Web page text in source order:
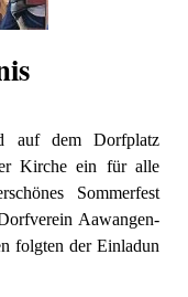
auf dem Dorfplatz
Kirche ein für alle
Sommerfest
Aawangen-
folgten der Einladun